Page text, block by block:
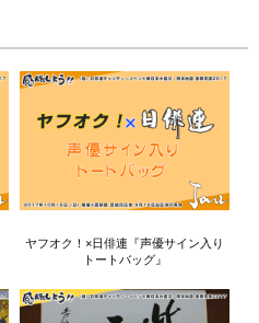
ヤフオク！×日俳連『声優サイン入り
トートバッグ』